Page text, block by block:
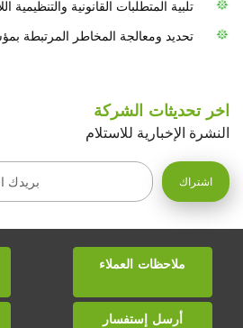
تلبية المتطلبات القانونية والتنظيمية
تحديد ومعالجة المخاطر المرتبطة
اخر تحديثات الشركة
النشرة الإخبارية للاستلام
ملاحظات العملاء
أرسل إستفسار